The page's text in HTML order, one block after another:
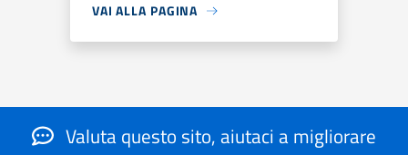
VAI ALLA PAGINA
Valuta questo sito, aiutaci a migliorare